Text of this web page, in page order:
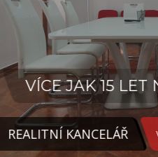
VÍCE JAK 15 LET
REALITNÍ KANCELÁŘ